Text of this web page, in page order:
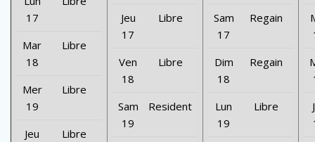
17
Mar
18
Libre
Mer
19
Libre
Jeu
Libre
Jeu
17
Libre
Ven
18
Libre
Sam
19
Resident
Sam
17
Regain
Dim
18
Regain
Lun
19
Libre